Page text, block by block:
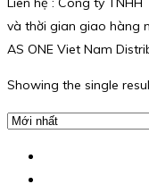
và thời gian giao hàng
AS ONE Viet Nam
Showing the single